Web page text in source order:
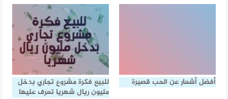
أفضل أشعار عن الحب قصيرة
للبيع فكرة مشروع تجاري بدخل
مليون ريال شهريا تعرف عليها